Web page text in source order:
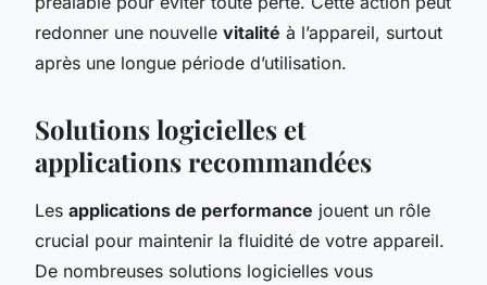
redonner une nouvelle vitalité à l’appareil, surtout
après une longue période d’utilisation.
Solutions logicielles et
applications recommandées
Les applications de performance jouent un rôle
crucial pour maintenir la fluidité de votre appareil.
De nombreuses solutions logicielles vous